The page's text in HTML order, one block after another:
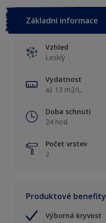
Základní informace
Vzhled
Lesklý
Vydatnost
až 13 m2/L.
Doba schnutí
24 hod.
Počet vrstev
2
Produktové benefity
Výborná kryvost